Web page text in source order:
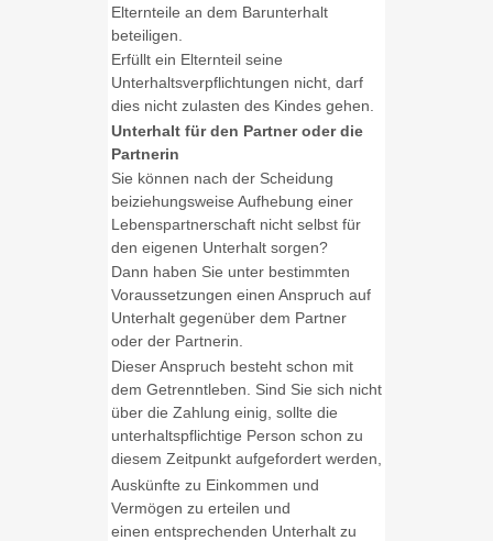
Elternteile an dem Barunterhalt
beteiligen.
Erfüllt ein Elternteil seine
Unterhaltsverpflichtungen nicht, darf
dies nicht zulasten des Kindes gehen.
Unterhalt für den Partner oder die
Partnerin
Sie können nach der Scheidung
beiziehungsweise Aufhebung einer
Lebenspartnerschaft nicht selbst für
den eigenen Unterhalt sorgen?
Dann haben Sie unter bestimmten
Voraussetzungen einen Anspruch auf
Unterhalt gegenüber dem Partner
oder der Partnerin.
Dieser Anspruch besteht schon mit
dem Getrenntleben. Sind Sie sich nicht
über die Zahlung einig, sollte die
unterhaltspflichtige Person schon zu
diesem Zeitpunkt aufgefordert werden,
Auskünfte zu Einkommen und
Vermögen zu erteilen und
einen entsprechenden Unterhalt zu